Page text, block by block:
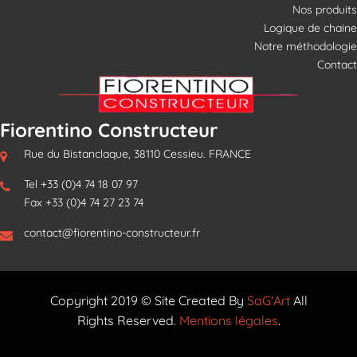
Nos produits
Logique de chaine
Notre méthodologie
Contact
Fiorentino Constructeur
Rue du Bistanclaque, 38110 Cessieu. FRANCE
Tel +33 (0)4 74 18 07 97
Fax +33 (0)4 74 27 23 74
contact@fiorentino-constructeur.fr
Copyright 2019 © Site Created By SaG'ArtAll
Rights Reserved. Mentions légales.